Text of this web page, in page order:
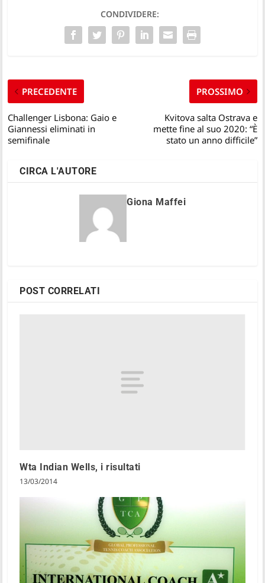
CONDIVIDERE:
PRECEDENTE
Challenger Lisbona: Gaio e
Giannessi eliminati in
semifinale
PROSSIMO
Kvitova salta Ostrava e
mette fine al suo 2020: “È
stato un anno difficile”
CIRCA L'AUTORE
Giona Maffei
POST CORRELATI
Wta Indian Wells, i risultati
13/03/2014